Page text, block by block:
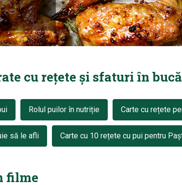
cu rețete și sfaturi în
Rolul puilor în nutriție Carte cu rețete
să le afli Carte cu 10 rețete cu pui pentru
filme